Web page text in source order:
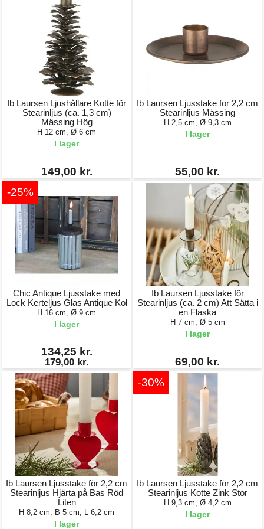
Ib Laursen Ljushållare Kotte för
Stearinljus (ca. 1,3 cm)
Mässing Hög
H 12 cm, Ø 6 cm
I lager
149,00 kr.
Ib Laursen Ljusstake for 2,2 cm
Stearinljus Mässing
H 2,5 cm, Ø 9,3 cm
I lager
55,00 kr.
-25%
Chic Antique Ljusstake med
Lock Kerteljus Glas Antique Kol
H 16 cm, Ø 9 cm
I lager
134,25 kr.
179,00 kr.
Ib Laursen Ljusstake för
Stearinljus (ca. 2 cm) Att Sätta i
en Flaska
H 7 cm, Ø 5 cm
I lager
69,00 kr.
Ib Laursen Ljusstake för 2,2 cm
Stearinljus Hjärta på Bas Röd
Liten
H 8,2 cm, B 5 cm, L 6,2 cm
I lager
-30%
Ib Laursen Ljusstake för 2,2 cm
Stearinljus Kotte Zink Stor
H 9,3 cm, Ø 4,2 cm
I lager